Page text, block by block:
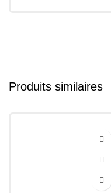
Produits similaires